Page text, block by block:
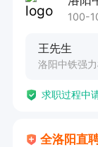
3. 有团队合
100-
王先生
洛阳中铁强
求职过程中
全洛阳直